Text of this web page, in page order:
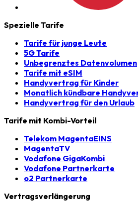
Spezielle Tarife
Tarife für junge Leute
5G Tarife
Unbegrenztes Datenvolumen
Tarife mit eSIM
Handyvertrag für Kinder
Monatlich kündbare
Handyvertrag für den Urlaub
Tarife mit Kombi-Vorteil
Telekom MagentaEINS
MagentaTV
Vodafone GigaKombi
Vodafone Partnerkarte
o2 Partnerkarte
Vertragsverlängerung